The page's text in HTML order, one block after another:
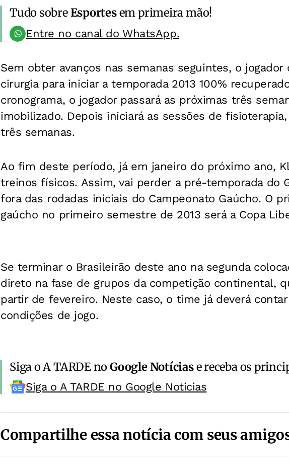
Tudo sobreEsportesem primeira mão!
Entre no canal do WhatsApp.
Sem obter avanços nas semanas seguintes, o
cirurgia para iniciar a temporada 2013 100%
cronograma, o jogador passará as próximas três
imobilizado. Depois iniciará as sessões de
três semanas.
Ao fim deste período, já em janeiro do próximo ano,
treinos físicos. Assim, vai perder a pré-temporada do
fora das rodadas iniciais do Campeonato Gaúcho. O
gaúcho no primeiro semestre de 2013 será a Copa
Se terminar o Brasileirão deste ano na segunda
direto na fase de grupos da competição continental,
partir de fevereiro. Neste caso, o time já deverá
condições de jogo.
Siga o A TARDE noGoogle Notíciase receba os
Siga o A TARDE no Google Noticias
Compartilhe essa notícia com seus